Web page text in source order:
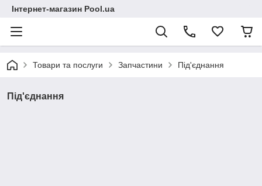
Інтернет-магазин Pool.ua
Товари та послуги Запчастини Під'єднання
Під'єднання